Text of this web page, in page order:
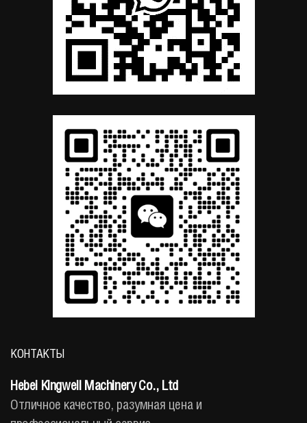
КОНТАКТЫ
Hebei Kingwell Machinery Co., Ltd
Отличное качество, разумная цена и